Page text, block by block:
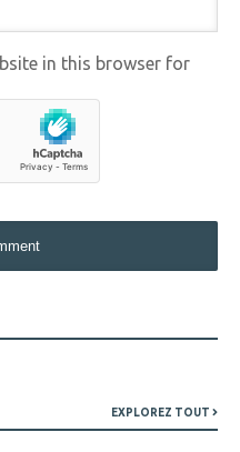
in this browser for
EXPLOREZ TOUT